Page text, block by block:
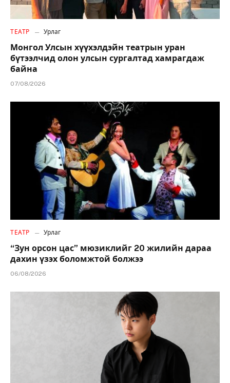
ТЕАТР Урлаг
Монгол Улсын хүүхэлдэйн театрын уран
бүтээлчид олон улсын сургалтад хамрагдаж
байна
07/08/2026
ТЕАТР Урлаг
“Зун орсон цас” мюзиклийг 20 жилийн дараа
дахин үзэх боломжтой болжээ
06/08/2026